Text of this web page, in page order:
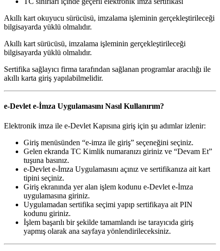
Akıllı kart okuyucu sürücüsü, imzalama işleminin gerçekleştirileceği
bilgisayarda yüklü olmalıdır.
Akıllı kart sürücüsü, imzalama işleminin gerçekleştirileceği
bilgisayarda yüklü olmalıdır.
Sertifika sağlayıcı firma tarafından sağlanan programlar aracılığı ile
akıllı karta giriş yapılabilmelidir.
e-Devlet e-İmza Uygulamasını Nasıl Kullanırım?
Elektronik imza ile e-Devlet Kapısına giriş için şu adımlar izlenir:
Giriş menüsünden “e-imza ile giriş” seçeneğini seçiniz.
Gelen ekranda TC Kimlik numaranızı giriniz ve “Devam Et”
tuşuna basınız.
e-Devlet e-İmza Uygulamasını açınız ve sertifikanıza ait kart
tipini seçiniz.
Giriş ekranında yer alan işlem kodunu e-Devlet e-İmza
uygulamasına giriniz.
Uygulamadan sertifika seçimi yapıp sertifikaya ait PIN
kodunu giriniz.
İşlem başarılı bir şekilde tamamlandı ise tarayıcıda giriş
yapmış olarak ana sayfaya yönlendirileceksiniz.